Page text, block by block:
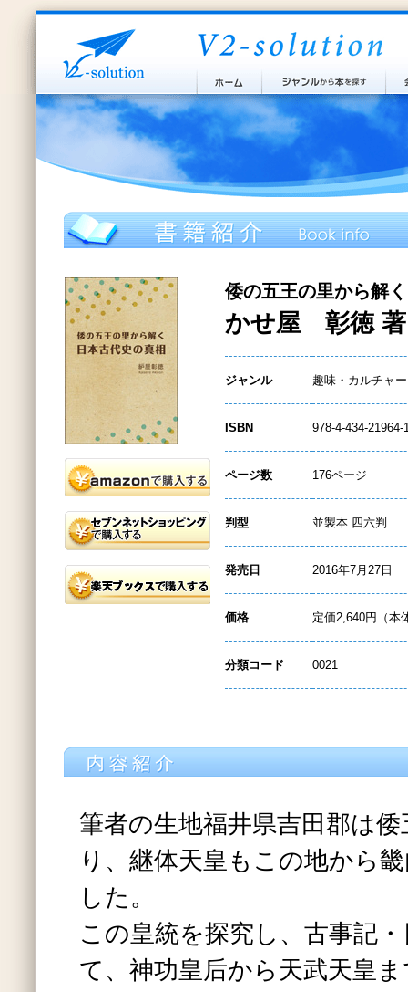
倭の五王の里から解
かせ屋 彰徳 著
ジャンル 趣味・カルチャー
ISBN 978-4-434-21964-
ページ数 176ページ
判型 並製本 四六判
発売日 2016年7月27日
価格 定価2,640円（本
分類コード 0021
筆者の生地福井県吉田郡は
り、継体天皇もこの地から
した。
この皇統を探究し、古事記
て、神功皇后から天武天皇